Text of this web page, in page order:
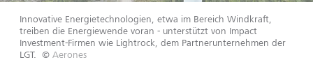
Innovative Energietechnologien, etwa im Bereich Windkraft,
treiben die Energiewende voran - unterstützt von Impact
Investment-Firmen wie Lightrock, dem Partnerunternehmen der
LGT. © Aerones